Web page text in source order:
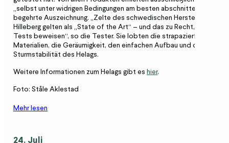
„selbst unter widrigen Bedingungen am besten abschnitten
begehrte Auszeichnung. „Zelte des schwedischen Herstellers
Hilleberggelten als „State of the Art“ – und das zu Recht, wie
Tests beweisen“, so die Tester. Sie lobten die strapazierf
Materialien, die Geräumigkeit, den einfachen Aufbau und die
Sturmstabilität des Helags.
Weitere Informationen zum Helags gibt es hier.
Foto: Ståle Aklestad
Mehr lesen
24. Juli